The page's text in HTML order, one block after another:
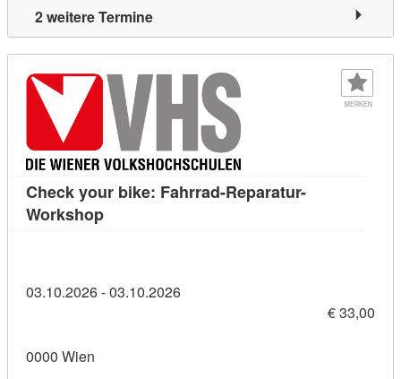
2 weitere Termine
MERKEN
Check your bike: Fahrrad-Reparatur-
WorkshopKursdetail: Check your bike: Fahrrad-
03.10.2026 - 03.10.2026
€ 33,00
0000 Wien